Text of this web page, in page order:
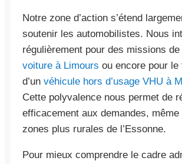
Notre zone d’action s’étend
soutenir les automobilistes. Nous
régulièrement pour des missions de
voiture à Limours ou encore pour le
d’un véhicule hors d’usage VHU à
Cette polyvalence nous permet de
efficacement aux demandes, même
zones plus rurales de l’Essonne.
Pour mieux comprendre le cadre